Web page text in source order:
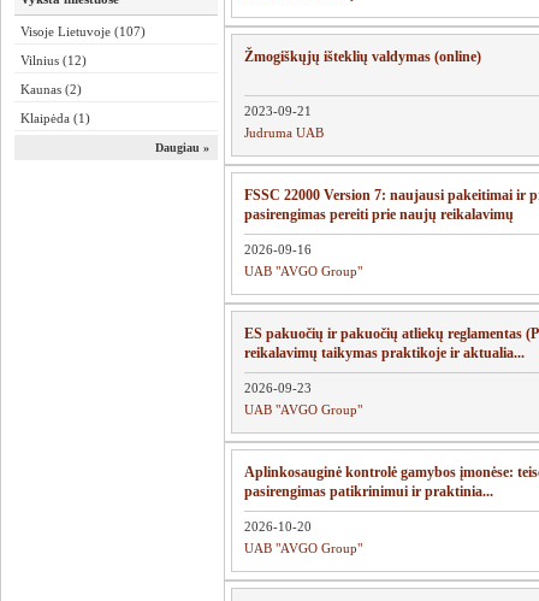
Visoje Lietuvoje (107)
Vilnius (12)
Kaunas (2)
Klaipėda (1)
Daugiau »
Žmogiškųjų išteklių valdymas (online)
2023-09-21
Judruma UAB
FSSC 22000 Version 7: naujausi pakeitimai ir
pasirengimas pereiti prie naujų reikalavimų
2026-09-16
UAB "AVGO Group"
ES pakuočių ir pakuočių atliekų reglamentas
reikalavimų taikymas praktikoje ir aktualia...
2026-09-23
UAB "AVGO Group"
Aplinkosauginė kontrolė gamybos įmonėse:
pasirengimas patikrinimui ir praktinia...
2026-10-20
UAB "AVGO Group"